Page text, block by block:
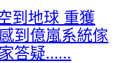
到地球 重獲
到億嵐系統傢
答疑……